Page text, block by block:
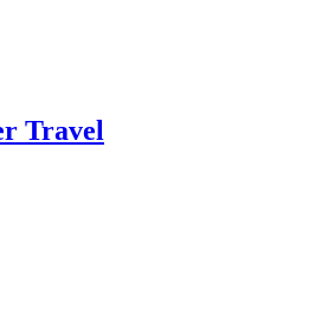
Travel